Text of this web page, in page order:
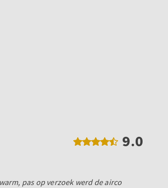
9.0
pas op verzoek werd de airco